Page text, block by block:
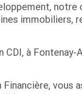
immobiliers,
à
vous